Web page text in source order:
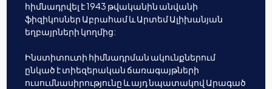
հիմնադրվել է 1943 թվականին անվանի
ֆիզիկոսներ Աբրահամ և Արտեմ Ալիխանյան
եղբայրների կողմից:
Ինստիտուտի հիմնադրման ակունքներում
ընկած է տիեզերական ճառագայթների
ուսումնասիրությունը և այդ նպատակով Արագած